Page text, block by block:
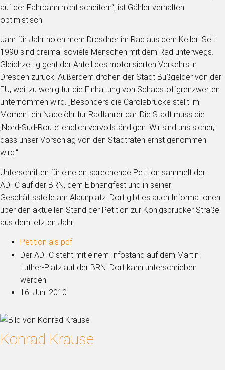
auf der Fahrbahn nicht scheitern“, ist Gähler verhalten
optimistisch.
Jahr für Jahr holen mehr Dresdner ihr Rad aus dem Keller: Seit
1990 sind dreimal soviele Menschen mit dem Rad unterwegs.
Gleichzeitig geht der Anteil des motorisierten Verkehrs in
Dresden zurück. Außerdem drohen der Stadt Bußgelder von der
EU, weil zu wenig für die Einhaltung von Schadstoffgrenzwerten
unternommen wird. „Besonders die Carolabrücke stellt im
Moment ein Nadelöhr für Radfahrer dar. Die Stadt muss die
‚Nord-Süd-Route’ endlich vervollständigen. Wir sind uns sicher,
dass unser Vorschlag von den Stadträten ernst genommen
wird.“
Unterschriften für eine entsprechende Petition sammelt der
ADFC auf der BRN, dem Elbhangfest und in seiner
Geschäftsstelle am Alaunplatz. Dort gibt es auch Informationen
über den aktuellen Stand der Petition zur Königsbrücker Straße
aus dem letzten Jahr.
Petition als pdf
Der ADFC steht mit einem Infostand auf dem Martin-
Luther-Platz auf der BRN. Dort kann unterschrieben
werden.
16. Juni 2010
Konrad Krause